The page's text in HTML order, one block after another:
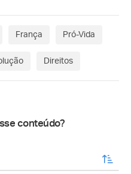
França Pró-Vida
Direitos
conteúdo?
enviar